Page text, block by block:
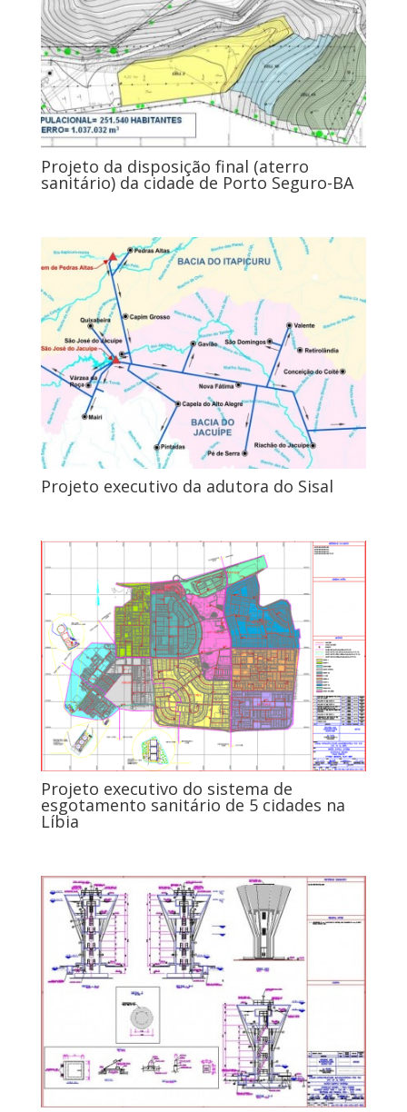
Projeto da disposição final (aterro
sanitário) da cidade de Porto Seguro-BA
Projeto executivo da adutora do Sisal
Projeto executivo do sistema de
esgotamento sanitário de 5 cidades na
Líbia